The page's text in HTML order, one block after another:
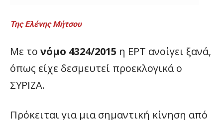
Της Ελένης Μήτσου
Με το νόμο 4324/2015 η ΕΡΤ ανοίγει ξανά,
όπως είχε δεσμευτεί προεκλογικά ο
ΣΥΡΙΖΑ.
Πρόκειται για μια σημαντική κίνηση από